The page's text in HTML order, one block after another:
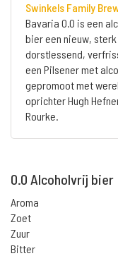
Swinkels Family
Bavaria 0.0 is een
bier een nieuw,
dorstlessend,
een Pilsener met
gepromoot met
oprichter Hugh
Rourke.
0.0 Alcoholvrij bier
Aroma
Zoet
Zuur
Bitter